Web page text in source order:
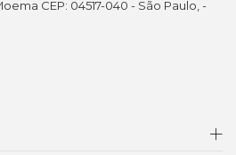
CEP: 04517-040 - São Paulo, -